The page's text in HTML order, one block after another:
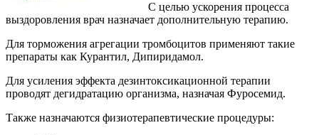
С целью ускорения процесса
выздоровления врач назначает дополнительную терапию.
Для торможения агрегации тромбоцитов применяют такие
препараты как Курантил, Дипиридамол.
Для усиления эффекта дезинтоксикационной терапии
проводят дегидратацию организма, назначая Фуросемид.
Также назначаются физиотерапевтические процедуры: